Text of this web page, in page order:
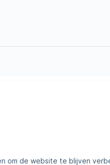
om de website te blijven